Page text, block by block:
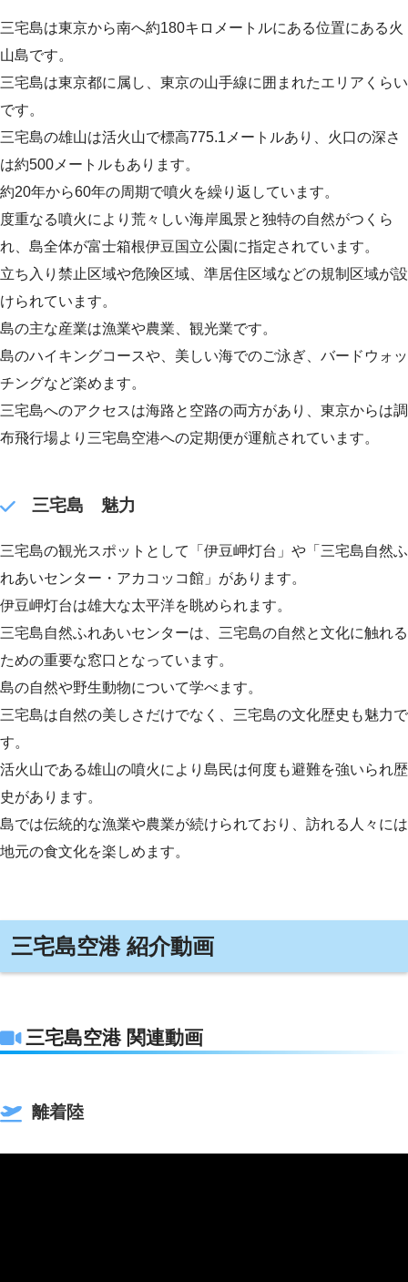
三宅島は東京から南へ約180キロメートルにある位置にある火
山島です。
三宅島は東京都に属し、東京の山手線に囲まれたエリアくらい
です。
三宅島の雄山は活火山で標高775.1メートルあり、火口の深さ
は約500メートルもあります。
約20年から60年の周期で噴火を繰り返しています。
度重なる噴火により荒々しい海岸風景と独特の自然がつくら
れ、島全体が富士箱根伊豆国立公園に指定されています。
立ち入り禁止区域や危険区域、準居住区域などの規制区域が設
けられています。
島の主な産業は漁業や農業、観光業です。
島のハイキングコースや、美しい海でのご泳ぎ、バードウォッ
チングなど楽めます。
三宅島へのアクセスは海路と空路の両方があり、東京からは調
布飛行場より三宅島空港への定期便が運航されています。
三宅島 魅力
三宅島の観光スポットとして「伊豆岬灯台」や「三宅島自然ふ
れあいセンター・アカコッコ館」があります。
伊豆岬灯台は雄大な太平洋を眺められます。
三宅島自然ふれあいセンターは、三宅島の自然と文化に触れる
ための重要な窓口となっています。
島の自然や野生動物について学べます。
三宅島は自然の美しさだけでなく、三宅島の文化歴史も魅力で
す。
活火山である雄山の噴火により島民は何度も避難を強いられ歴
史があります。
島では伝統的な漁業や農業が続けられており、訪れる人々には
地元の食文化を楽しめます。
三宅島空港 紹介動画
三宅島空港 関連動画
離着陸